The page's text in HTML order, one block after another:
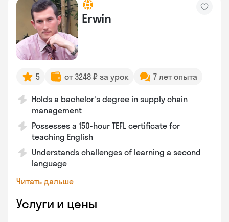
Erwin
5 от 3248 ₽ за урок 7 лет опыта
Holds a bachelor's degree in supply chain
management
Possesses a 150-hour TEFL certificate for
teaching English
Understands challenges of learning a second
language
Читать дальше
Услуги и цены